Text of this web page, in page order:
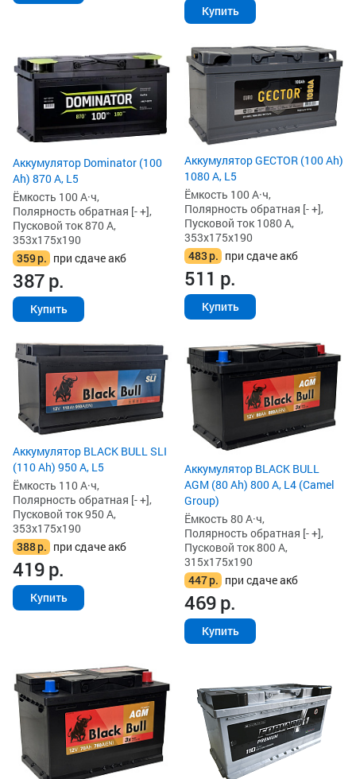
Купить
Аккумулятор Dominator (100
Ah) 870 А, L5
Ёмкость 100 А·ч,
Полярность обратная [- +],
Пусковой ток 870 А,
353x175x190
359р. при сдаче акб
387р.
Купить
Аккумулятор GECTOR (100 Ah)
1080 А, L5
Ёмкость 100 А·ч,
Полярность обратная [- +],
Пусковой ток 1080 А,
353x175x190
483р. при сдаче акб
511 р.
Купить
Аккумулятор BLACK BULL SLI
(110 Ah) 950 А, L5
Ёмкость 110 А·ч,
Полярность обратная [- +],
Пусковой ток 950 А,
353x175x190
388р. при сдаче акб
419р.
Купить
Аккумулятор BLACK BULL
AGM (80 Ah) 800 А, L4 (Camel
Group)
Ёмкость 80 А·ч,
Полярность обратная [- +],
Пусковой ток 800 А,
315x175x190
447р. при сдаче акб
469р.
Купить